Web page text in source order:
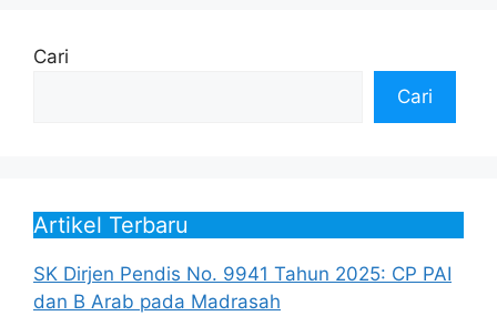
Cari
Cari
Artikel Terbaru
SK Dirjen Pendis No. 9941 Tahun 2025: CP PAI
dan B Arab pada Madrasah